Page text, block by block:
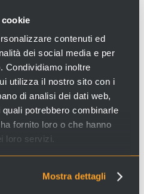
contenuti ed
dei social media e per
Condividiamo inoltre
utilizza il nostro sito con i
di analisi dei dati web,
potrebbero combinarle
fornito loro o che hanno
loro servizi.
Mostra dettagli
e
vino
Tradizioni
veneziane
evento sportivo
vista
Gondola
Natale
piccioni
Redentore
bacari